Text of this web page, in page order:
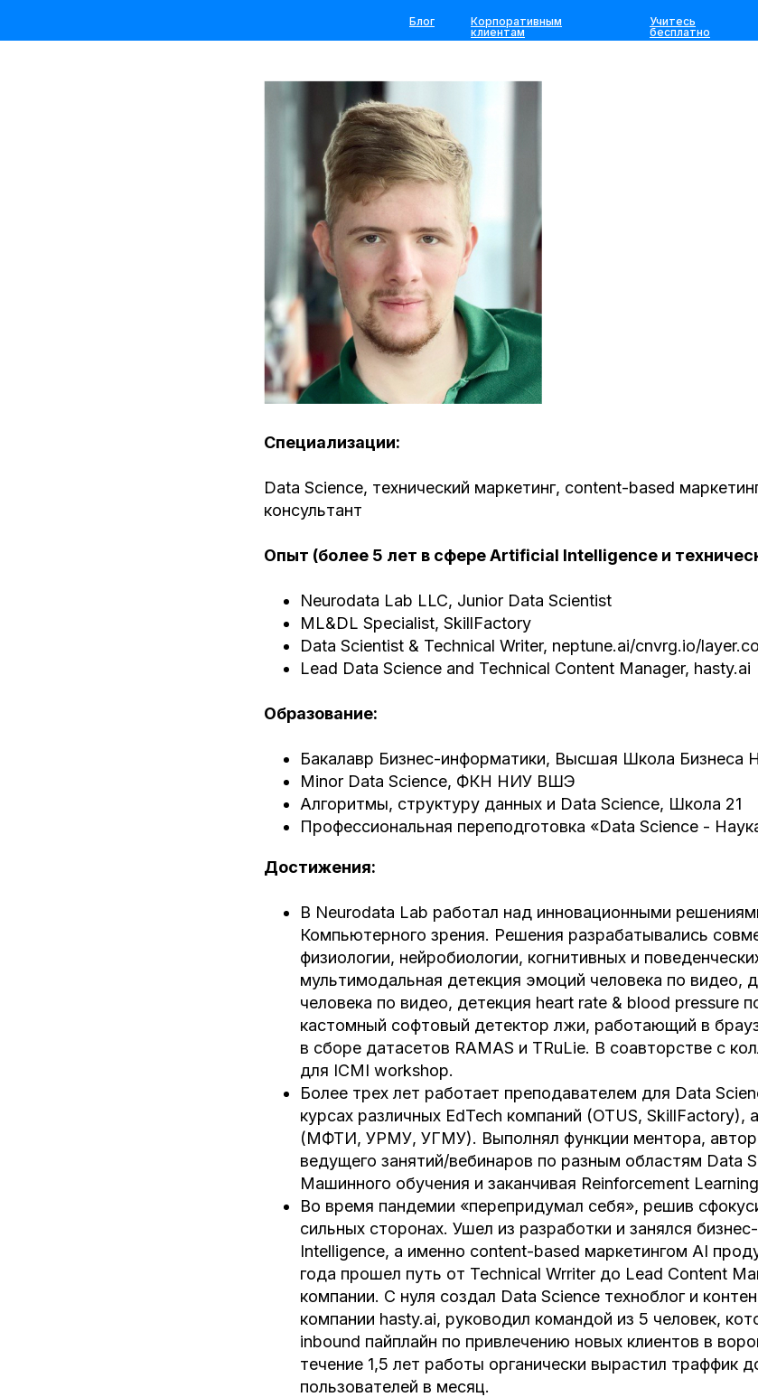
Блог
Корпоративным
клиентам
Учитесь
бесплатно
Влад Ляшенко
Специализации:
Data Science, технический маркетинг, content-based
консультант
Опыт (более 5 лет в сфере Artificial Intelligence и
Neurodata Lab LLC, Junior Data Scientist
ML&DL Specialist, SkillFactory
Data Scientist & Technical Writer, neptune.ai/cnvrg.io/layer.co
Lead Data Science and Technical Content Manager, hasty.ai
Образование:
Бакалавр Бизнес-информатики, Высшая Школа
Minor Data Science, ФКН НИУ ВШЭ
Алгоритмы, структуру данных и Data Science, Школа 21
Профессиональная переподготовка «Data Science -
Достижения:
В Neurodata Lab работал над инновационными
Компьютерного зрения. Решения разрабатывались
физиологии, нейробиологии, когнитивных и
мультимодальная детекция эмоций человека по видео,
человека по видео, детекция heart rate & blood pressure
кастомный софтовый детектор лжи, работающий в
в сборе датасетов RAMAS и TRuLie. В соавторстве с
для ICMI workshop.
Более трех лет работает преподавателем для Data
курсах различных EdTech компаний (OTUS, SkillFactory),
(МФТИ, УРМУ, УГМУ). Выполнял функции ментора,
ведущего занятий/вебинаров по разным областям Data
Машинного обучения и заканчивая Reinforcement
Во время пандемии «перепридумал себя», решив
сильных сторонах. Ушел из разработки и занялся
Intelligence, а именно content-based маркетингом AI
года прошел путь от Technical Wrriter до Lead Content
компании. С нуля создал Data Science техноблог и
компании hasty.ai, руководил командой из 5 человек,
inbound пайплайн по привлечению новых клиентов в
течение 1,5 лет работы органически вырастил траффик
пользователей в месяц.